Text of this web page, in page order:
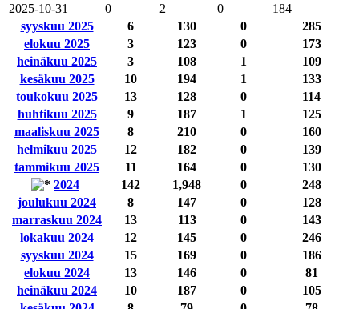
2025-10-31
0 2 0
184
syyskuu 2025
6 130 0
285
elokuu 2025
3 123 0
173
heinäkuu 2025
3 108 1
109
kesäkuu 2025
10 194 1
133
toukokuu 2025
13 128 0
114
huhtikuu 2025
9 187 1
125
maaliskuu 2025
8 210 0
160
helmikuu 2025
12 182 0
139
tammikuu 2025
11 164 0
130
2024
142 1,948 0
248
joulukuu 2024
8 147 0
128
marraskuu 2024
13 113 0
143
lokakuu 2024
12 145 0
246
syyskuu 2024
15 169 0
186
elokuu 2024
13 146 0
81
heinäkuu 2024
10 187 0
105